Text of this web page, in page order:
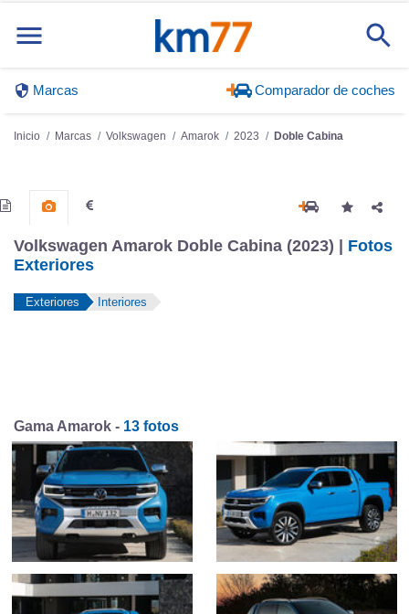
Marcas Comparador de coches
Inicio Marcas Volkswagen Amarok 2023 Doble Cabina
Volkswagen Amarok Doble Cabina (2023) | Fotos
Exteriores
Exteriores Interiores
Gama Amarok - 13 fotos